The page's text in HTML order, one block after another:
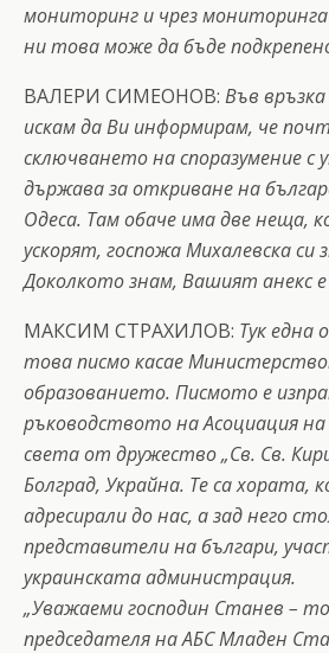
мониторинг и чрез
ни това може да бъде
ВАЛЕРИ СИМЕОНОВ: Във
искам да Ви информирам, че
сключването на споразумение с
държава за откриване на
Одеса. Там обаче има две неща,
ускорят, госпожа Михалевска
Доколкото знам, Вашият анекс
МАКСИМ СТРАХИЛОВ: Тук една
това писмо касае
образованието. Писмото е
ръководството на Асоциация
света от дружество „Св. Св.
Болград, Украйна. Те са хората,
адресирали до нас, а зад него
представители на българи,
украинската администрация.
„Уважаеми господин Станев –
председателя на АБС Младен